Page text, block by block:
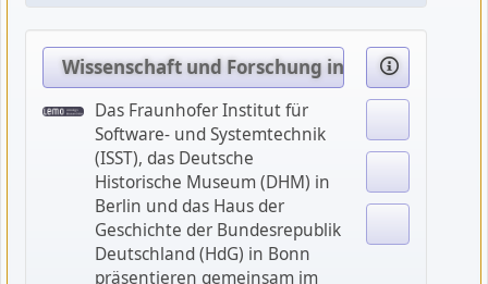
Wissenschaft und Forschung in der Weimarer
Das Fraunhofer Institut für
Software- und Systemtechnik
(ISST), das Deutsche
Historische Museum (DHM) in
Berlin und das Haus der
Geschichte der Bundesrepublik
Deutschland (HdG) in Bonn
präsentieren gemeinsam im